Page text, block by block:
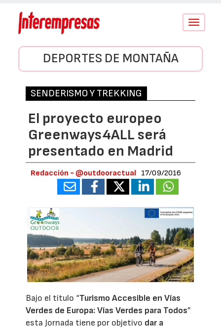
Conmutar
DEPORTES DE MONTAÑA
SENDERISMO Y TREKKING
El proyecto europeo
Greenways4ALL será
presentado en Madrid
Redacción - @outdooractual 17/09/2016
Bajo el título “Turismo Accesible en Vías
Verdes de Europa: Vías Verdes para Todos”
esta Jornada tiene por objetivo dar a